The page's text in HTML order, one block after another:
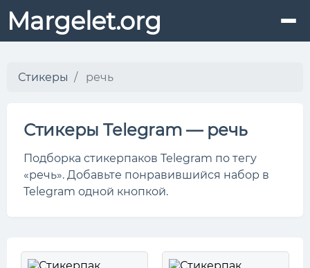
Margelet.org
Стикеры речь
Стикеры Telegram — речь
Подборка стикерпаков Telegram по тегу
«речь». Добавьте понравившийся набор в
Telegram одной кнопкой.